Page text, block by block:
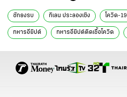
ชักธงรบ กิเลน ประลองเชิง โควิด-19
ทหารอียิปต์ ทหารอียิปต์ติดเชื้อโควิด